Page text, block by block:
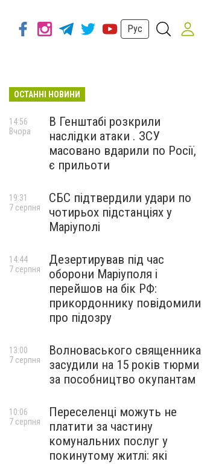
Рус
ОСТАННІ НОВИНИ
В Генштабі розкрили
наслідки атаки . ЗСУ
масовано вдарили по Росії,
є прильоти
14:56
Вчора
СБС підтвердили удари по
чотирьох підстанціях у
Маріуполі
19:31
7 серпня
Дезертирував під час
оборони Маріуполя і
перейшов на бік РФ:
прикордоннику повідомили
про підозру
14:44
7 серпня
Волноваського священника
засудили на 15 років тюрми
за пособництво окупантам
13:00
7 серпня
Переселенці можуть не
платити за частину
комунальних послуг у
покинутому житлі: які
10:06
7 серпня